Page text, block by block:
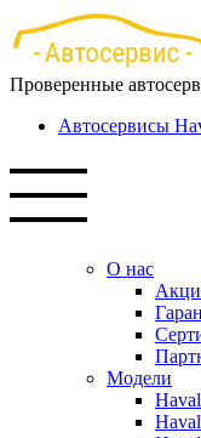
Перейти
к
основному
содержанию
Проверенные
Автосервисы
О нас
Модели